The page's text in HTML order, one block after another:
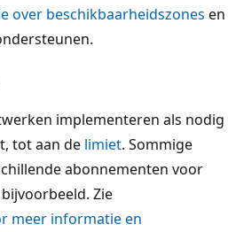
over beschikbaarheidszones en
implementeren als nodig
tot aan de limiet. Sommige
abonnementen voor
Zie
meer informatie en